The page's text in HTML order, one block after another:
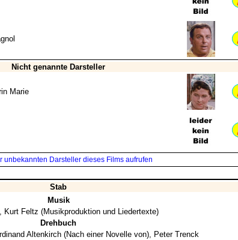
Nicht genannte Darsteller
Marie
unbekannten Darsteller dieses Films aufrufen
Stab
Musik
, Kurt Feltz (Musikproduktion und Liedertexte)
Drehbuch
Altenkirch (Nach einer Novelle von), Peter Trenck